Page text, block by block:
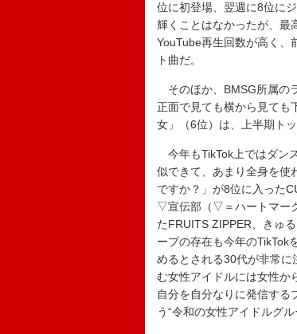
位に初登場、翌週に8位に
輝くことはなかったが、最
YouTube再生回数が高く、
ト曲だ。
そのほか、BMSG所属の
正面で見ても横から見ても
女」（6位）は、上半期ト
今年もTikTok上ではダン
似できて、あまり全身を使
ですか？」が8位に入った
▽宣伝部（▽＝ハートマー
たFRUITS ZIPPER、きゅ
ープの存在も今年のTikTok
めるとされる30代が非常
む女性アイドルには女性か
自分を自分なりに発信する
う“令和の女性アイドルグ